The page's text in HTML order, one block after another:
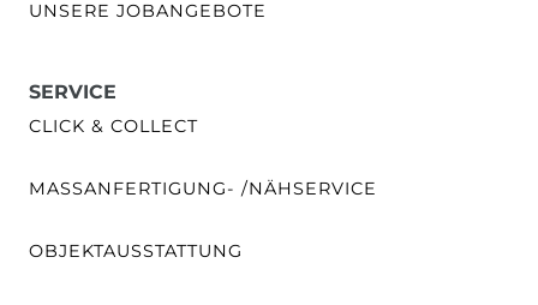
UNSERE JOBANGEBOTE
SERVICE
CLICK & COLLECT
MASSANFERTIGUNG- /NÄHSERVICE
OBJEKTAUSSTATTUNG